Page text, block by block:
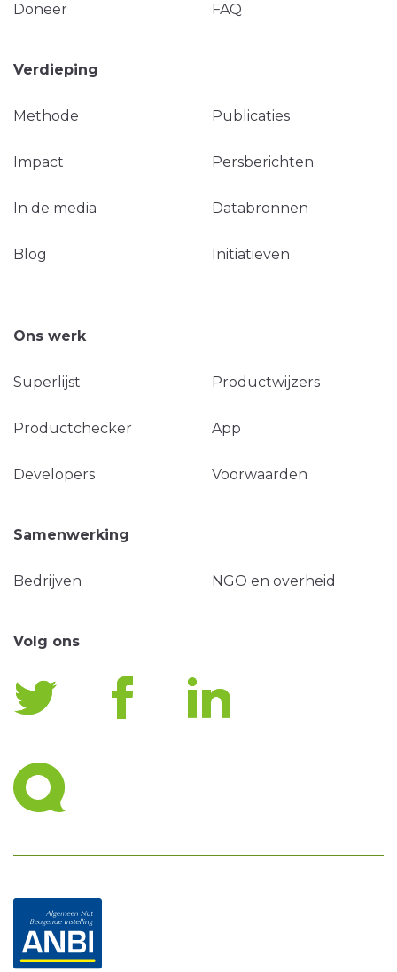
Doneer FAQ
Verdieping
Methode Publicaties
Impact Persberichten
In de media Databronnen
Blog Initiatieven
Ons werk
Superlijst Productwijzers
Productchecker App
Developers Voorwaarden
Samenwerking
Bedrijven NGO en overheid
Volg ons